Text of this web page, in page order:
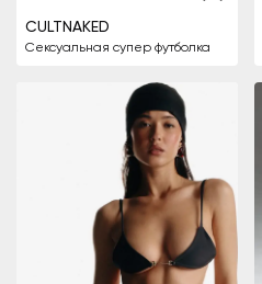
CULTNAKED
Сексуальная супер футболка